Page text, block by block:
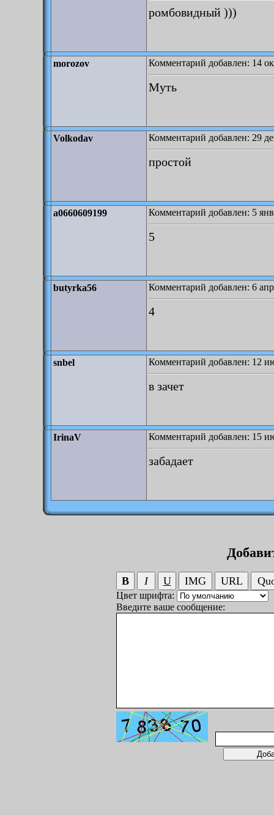
ромбовидный )))
morozov Комментарий добавлен: 14
Муть
Volkodav Комментарий добавлен: 29
простой
a0660609199 Комментарий добавлен: 5
5
butyrka56 Комментарий добавлен: 6
4
snbel Комментарий добавлен: 12
в зачет
IrinaV Комментарий добавлен: 15
забадает
Цвет шрифта:
Введите ваше сообщение: